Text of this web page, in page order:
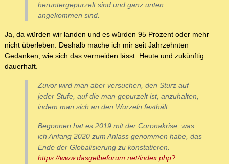
heruntergepurzelt sind und ganz unten
angekommen sind.
Ja, da würden wir landen und es würden 95 Prozent oder mehr
nicht überleben. Deshalb mache ich mir seit Jahrzehnten
Gedanken, wie sich das vermeiden lässt. Heute und zukünftig
dauerhaft.
Zuvor wird man aber versuchen, den Sturz auf
jeder Stufe, auf die man gepurzelt ist, anzuhalten,
indem man sich an den Wurzeln festhält.
Begonnen hat es 2019 mit der Coronakrise, was
ich Anfang 2020 zum Anlass genommen habe, das
Ende der Globalisierung zu konstatieren.
https://www.dasgelbeforum.net/index.php?